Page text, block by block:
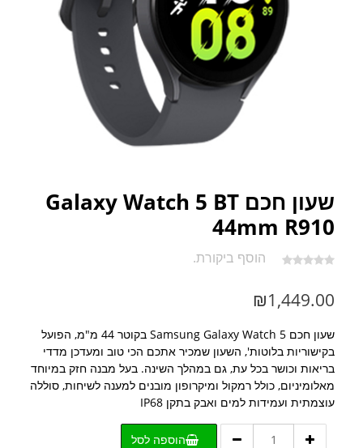
שעון חכם Galaxy Watch 5 BT
44mm R910
הוסף ביקורת.
₪1,449.00
שעון חכם Samsung Galaxy Watch 5 בקוטר 44 מ"מ, הפועל
בקישוריות בלוטות', השעון שמכיר אתכם הכי טוב ומעדכן מדדי
בריאות וכושר בכל עת, גם במהלך השינה. בעל מבנה חזק במיוחד
מאלומיניום, כולל רמקול ומיקרופון מובנים למענה לשיחות, סוללה
עוצמתית ועמידות למים ואבק בתקן IP68
הוספה לסל